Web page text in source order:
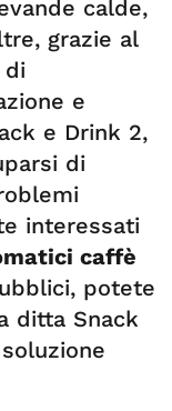
calde,
grazie al
di
e
e Drink 2,
di
interessati
caffè
potete
ditta Snack